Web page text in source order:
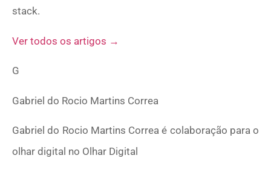
stack.
Ver todos os artigos →
G
Gabriel do Rocio Martins Correa
Gabriel do Rocio Martins Correa é colaboração para o
olhar digital no Olhar Digital